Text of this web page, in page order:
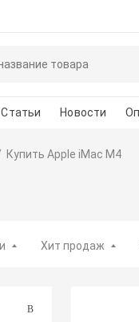
Статьи Новости
Купить Apple iMac M4
Хит продаж
Пожалуйста,